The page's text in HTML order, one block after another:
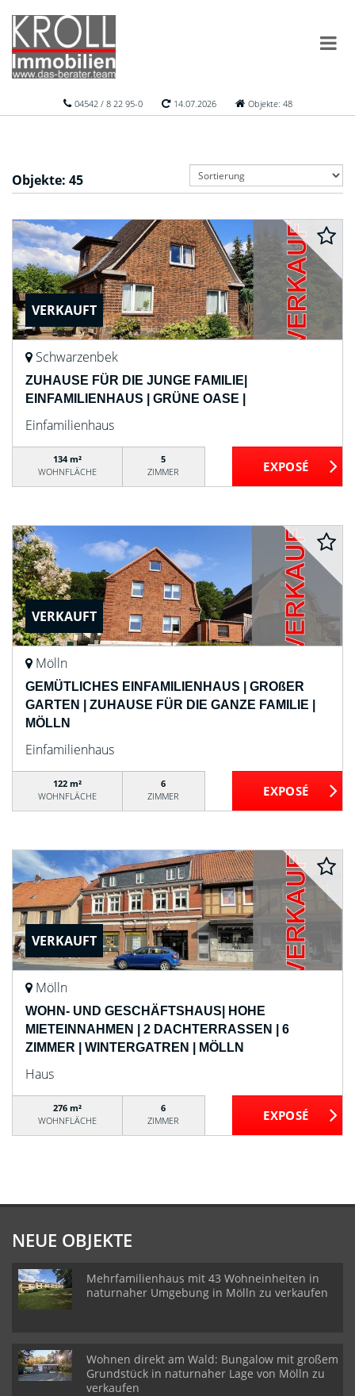
04542 / 8 22 95-0 14.07.2026 Objekte: 48
Objekte: 45
VERKAUFT
Schwarzenbek
ZUHAUSE FÜR DIE JUNGE FAMILIE|
EINFAMILIENHAUS | GRÜNE OASE |
Einfamilienhaus
134 m²
WOHNFLÄCHE
5
ZIMMER
VERKAUFT
Mölln
GEMÜTLICHES EINFAMILIENHAUS | GROßER
GARTEN | ZUHAUSE FÜR DIE GANZE FAMILIE |
MÖLLN
Einfamilienhaus
122 m²
WOHNFLÄCHE
6
ZIMMER
VERKAUFT
Mölln
WOHN- UND GESCHÄFTSHAUS| HOHE
MIETEINNAHMEN | 2 DACHTERRASSEN | 6
ZIMMER | WINTERGATREN | MÖLLN
Haus
276 m²
WOHNFLÄCHE
6
ZIMMER
NEUE OBJEKTE
Mehrfamilienhaus mit 43 Wohneinheiten in
naturnaher Umgebung in Mölln zu verkaufen
Wohnen direkt am Wald: Bungalow mit großem
Grundstück in naturnaher Lage von Mölln zu
verkaufen